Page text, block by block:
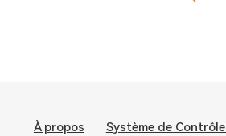
À propos Système de Contrôle